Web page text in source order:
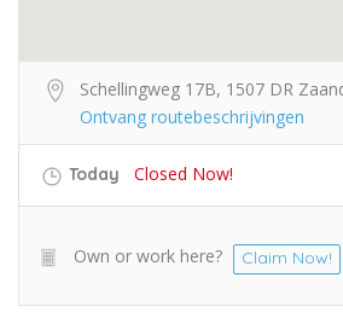
Schellingweg 17B, 1507 DR
Ontvang routebeschrijvingen
Today Closed Now!
Own or work here? Claim Now!